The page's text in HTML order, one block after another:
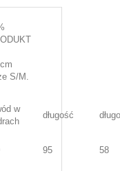
S/M.
w
długość
95 58